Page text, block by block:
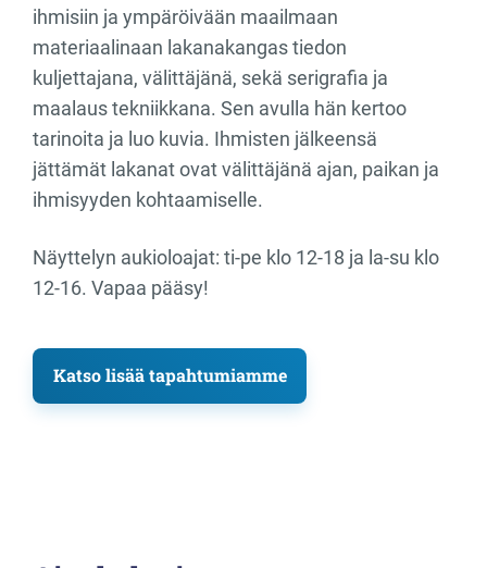
ihmisiin ja ympäröivään maailmaan
materiaalinaan lakanakangas tiedon
kuljettajana, välittäjänä, sekä serigrafia ja
maalaus tekniikkana. Sen avulla hän kertoo
tarinoita ja luo kuvia. Ihmisten jälkeensä
jättämät lakanat ovat välittäjänä ajan, paikan ja
ihmisyyden kohtaamiselle.
Näyttelyn aukioloajat: ti-pe klo 12-18 ja la-su klo
12-16. Vapaa pääsy!
Katso lisää tapahtumiamme